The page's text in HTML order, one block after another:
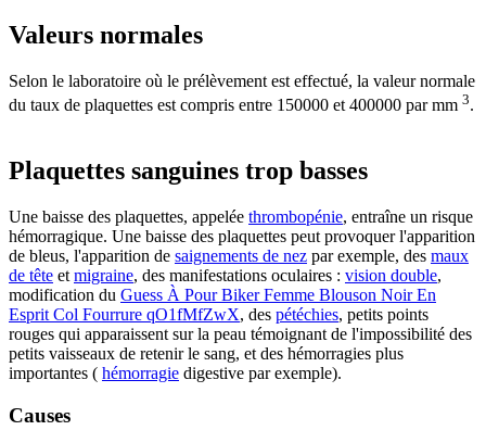
Valeurs normales
Selon le laboratoire où le prélèvement est effectué, la valeur normale
du taux de plaquettes est compris entre 150000 et 400000 par mm 3.
Plaquettes sanguines trop basses
Une baisse des plaquettes, appelée thrombopénie, entraîne un risque
hémorragique. Une baisse des plaquettes peut provoquer l'apparition
de bleus, l'apparition de saignements de nez par exemple, des maux
de tête et migraine, des manifestations oculaires : vision double,
modification du Guess À Pour Biker Femme Blouson Noir En
Esprit Col Fourrure qO1fMfZwX, des pétéchies, petits points
rouges qui apparaissent sur la peau témoignant de l'impossibilité des
petits vaisseaux de retenir le sang, et des hémorragies plus
importantes ( hémorragie digestive par exemple).
Causes